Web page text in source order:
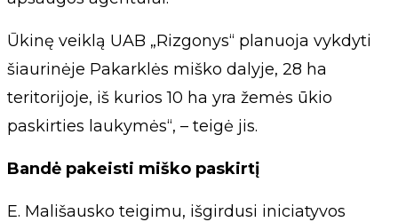
Ūkinę veiklą UAB „Rizgonys“ planuoja vykdyti
šiaurinėje Pakarklės miško dalyje, 28 ha
teritorijoje, iš kurios 10 ha yra žemės ūkio
paskirties laukymės“, – teigė jis.
Bandė pakeisti miško paskirtį
E. Mališausko teigimu, išgirdusi iniciatyvos